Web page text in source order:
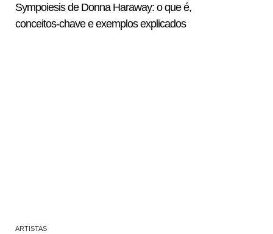
Sympoiesis de Donna Haraway: o que é,
conceitos-chave e exemplos explicados
ARTISTAS